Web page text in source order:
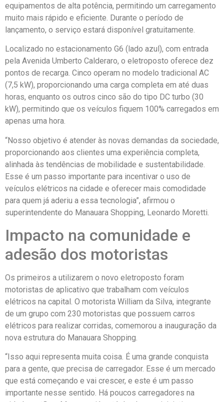
equipamentos de alta potência, permitindo um carregamento
muito mais rápido e eficiente. Durante o período de
lançamento, o serviço estará disponível gratuitamente.
Localizado no estacionamento G6 (lado azul), com entrada
pela Avenida Umberto Calderaro, o eletroposto oferece dez
pontos de recarga. Cinco operam no modelo tradicional AC
(7,5 kW), proporcionando uma carga completa em até duas
horas, enquanto os outros cinco são do tipo DC turbo (30
kW), permitindo que os veículos fiquem 100% carregados em
apenas uma hora.
“Nosso objetivo é atender às novas demandas da sociedade,
proporcionando aos clientes uma experiência completa,
alinhada às tendências de mobilidade e sustentabilidade.
Esse é um passo importante para incentivar o uso de
veículos elétricos na cidade e oferecer mais comodidade
para quem já aderiu a essa tecnologia”, afirmou o
superintendente do Manauara Shopping, Leonardo Moretti.
Impacto na comunidade e
adesão dos motoristas
Os primeiros a utilizarem o novo eletroposto foram
motoristas de aplicativo que trabalham com veículos
elétricos na capital. O motorista William da Silva, integrante
de um grupo com 230 motoristas que possuem carros
elétricos para realizar corridas, comemorou a inauguração da
nova estrutura do Manauara Shopping.
“Isso aqui representa muita coisa. É uma grande conquista
para a gente, que precisa de carregador. Esse é um mercado
que está começando e vai crescer, e este é um passo
importante nesse sentido. Há poucos carregadores na